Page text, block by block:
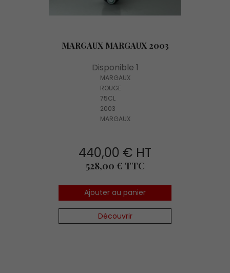
MARGAUX MARGAUX 2003
Disponible 1
MARGAUX
ROUGE
75CL
2003
MARGAUX
440,00 € HT
Prix
528,00 € TTC
Ajouter au panier
Découvrir